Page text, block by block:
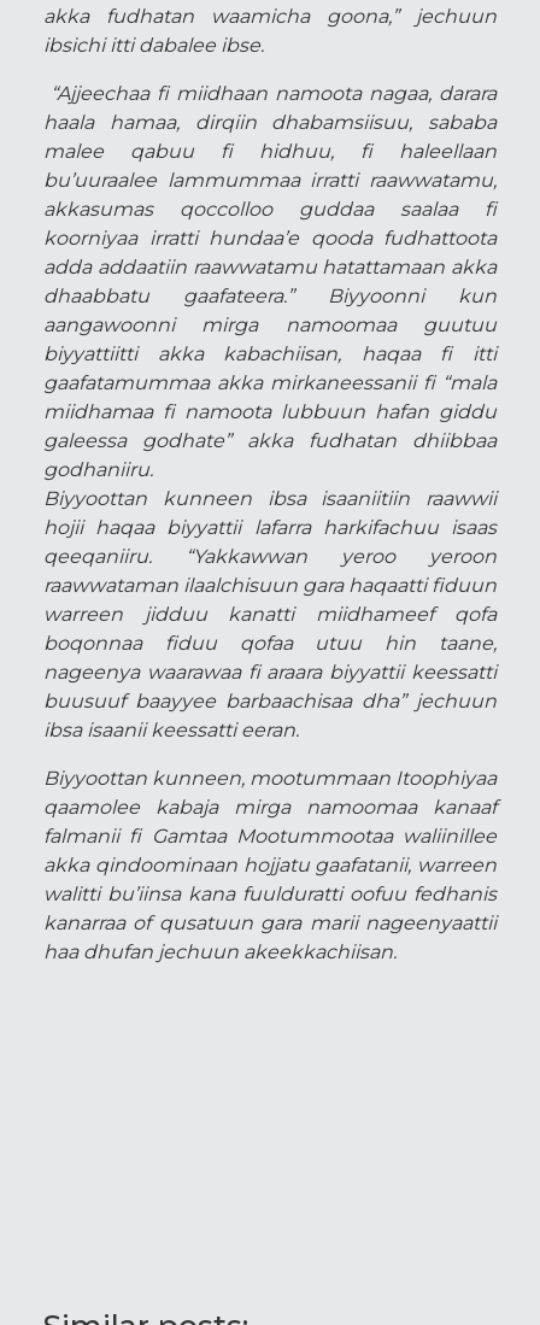
akka fudhatan waamicha goona,” jechuun
ibsichi itti dabalee ibse.
“Ajjeechaa fi miidhaan namoota nagaa, darara
haala hamaa, dirqiin dhabamsiisuu, sababa
malee qabuu fi hidhuu, fi haleellaan
bu’uuraalee lammummaa irratti raawwatamu,
akkasumas qoccolloo guddaa saalaa fi
koorniyaa irratti hundaa’e qooda fudhattoota
adda addaatiin raawwatamu hatattamaan akka
dhaabbatu gaafateera.” Biyyoonni kun
aangawoonni mirga namoomaa guutuu
biyyattiitti akka kabachiisan, haqaa fi itti
gaafatamummaa akka mirkaneessanii fi “mala
miidhamaa fi namoota lubbuun hafan giddu
galeessa godhate” akka fudhatan dhiibbaa
godhaniiru.
Biyyoottan kunneen ibsa isaaniitiin raawwii
hojii haqaa biyyattii lafarra harkifachuu isaas
qeeqaniiru. “Yakkawwan yeroo yeroon
raawwataman ilaalchisuun gara haqaatti fiduun
warreen jidduu kanatti miidhameef qofa
boqonnaa fiduu qofaa utuu hin taane,
nageenya waarawaa fi araara biyyattii keessatti
buusuuf baayyee barbaachisaa dha” jechuun
ibsa isaanii keessatti eeran.
Biyyoottan kunneen, mootummaan Itoophiyaa
qaamolee kabaja mirga namoomaa kanaaf
falmanii fi Gamtaa Mootummootaa waliinillee
akka qindoominaan hojjatu gaafatanii, warreen
walitti bu’iinsa kana fuulduratti oofuu fedhanis
kanarraa of qusatuun gara marii nageenyaattii
haa dhufan jechuun akeekkachiisan.